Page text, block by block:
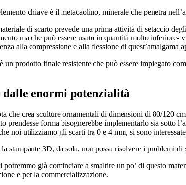
chiave è il metacaolino, minerale che penetra
di scarto prevede una prima attività di setaccio
ma che può essere usato in quantità molto
alla compressione e alla flessione di quest’amalgama
un prodotto finale resistente che può essere impiegato
enormi potenzialità
che crea sculture ornamentali di dimensioni di 80/120
prendesse forma bisognerebbe implementarlo sia sotto
noi utilizziamo gli scarti tra 0 e 4 mm, si sono
stampante 3D, da sola, non possa risolvere i problemi
potremmo già cominciare a smaltire un po’ di questo
e per la commercializzazione.